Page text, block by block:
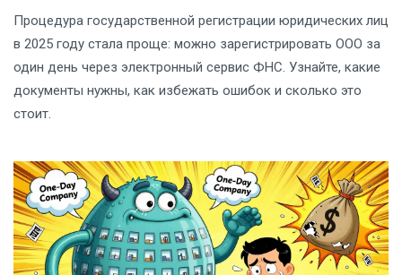
Процедура государственной регистрации юридических лиц
в 2025 году стала проще: можно зарегистрировать ООО за
один день через электронный сервис ФНС. Узнайте, какие
документы нужны, как избежать ошибок и сколько это
стоит.